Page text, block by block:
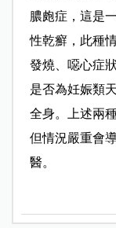
膿皰症，這是
性乾癬，此種
發燒、噁心症
是否為妊娠類
全身。上述兩
但情況嚴重會
醫。